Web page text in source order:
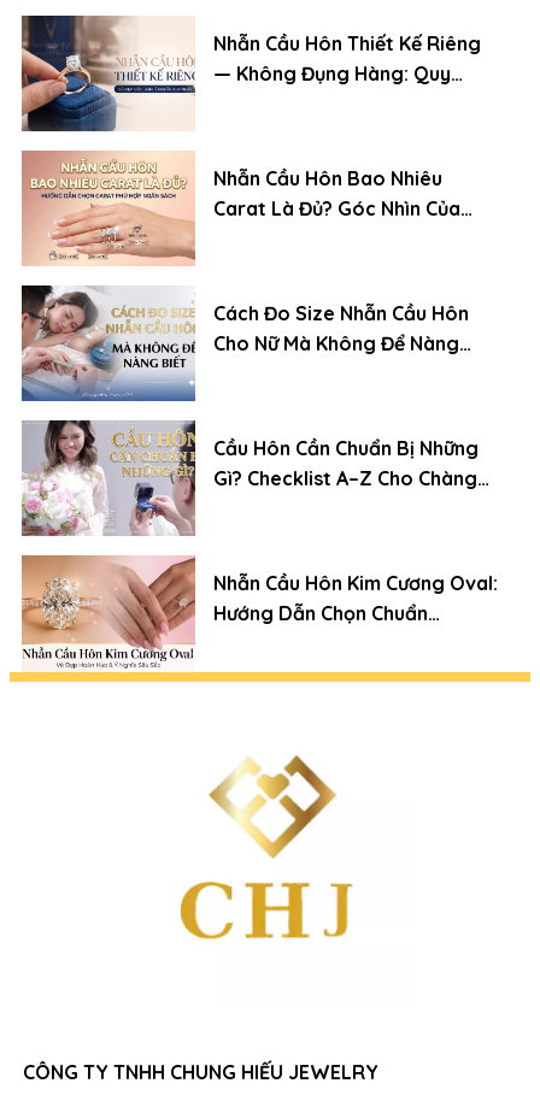
Nhẫn Cầu Hôn Thiết Kế Riêng
— Không Đụng Hàng: Quy
Nhẫn Cầu Hôn Bao Nhiêu
Carat Là Đủ? Góc Nhìn Của
Cách Đo Size Nhẫn Cầu Hôn
Cho Nữ Mà Không Để Nàng
Cầu Hôn Cần Chuẩn Bị Những
Gì? Checklist A–Z Cho Chàng
Nhẫn Cầu Hôn Kim Cương Oval:
Hướng Dẫn Chọn Chuẩn
CÔNG TY TNHH CHUNG HIẾU JEWELRY